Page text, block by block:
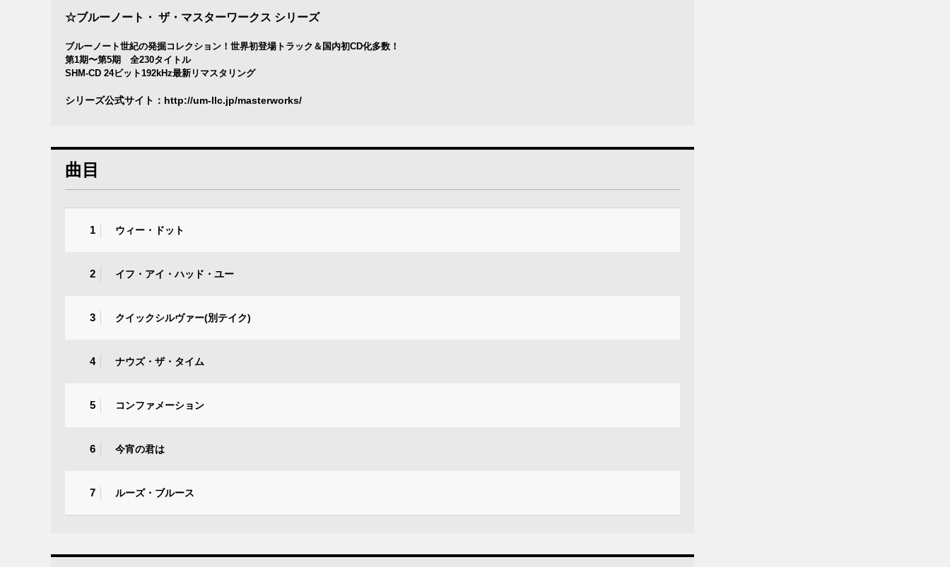
☆ブルーノート・ ザ・マスターワークス シリーズ
ブルーノート世紀の発掘コレクション！世界初登場トラック＆国内初CD化多数！
第1期〜第5期 全230タイトル
SHM-CD 24ビット192kHz最新リマスタリング
シリーズ公式サイト： http://um-llc.jp/masterworks/
曲目
1 ウィー・ドット
2 イフ・アイ・ハッド・ユー
3 クイックシルヴァー(別テイク)
4 ナウズ・ザ・タイム
5 コンファメーション
6 今宵の君は
7 ルーズ・ブルース